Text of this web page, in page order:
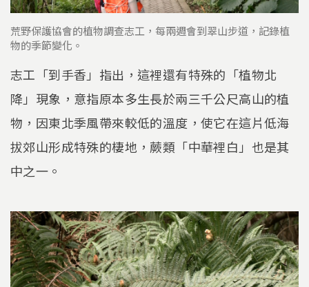
荒野保護協會的植物調查志工，每兩週會到翠山步道，記錄植
物的季節變化。
志工「到手香」指出，這裡還有特殊的「植物北
降」現象，意指原本多生長於兩三千公尺高山的植
物，因東北季風帶來較低的溫度，使它在這片低海
拔郊山形成特殊的棲地，蕨類「中華裡白」也是其
中之一。